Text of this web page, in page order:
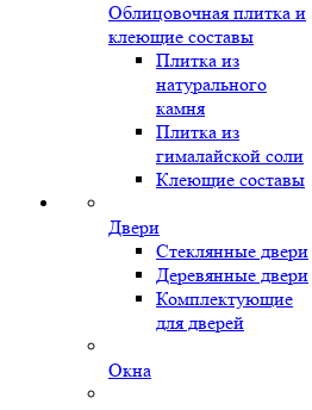
Облицовочная плитка и
клеющие составы
Плитка из
натурального
камня
Плитка из
гималайской соли
Клеющие составы
Двери
Стеклянные двери
Деревянные двери
Комплектующие
для дверей
Окна